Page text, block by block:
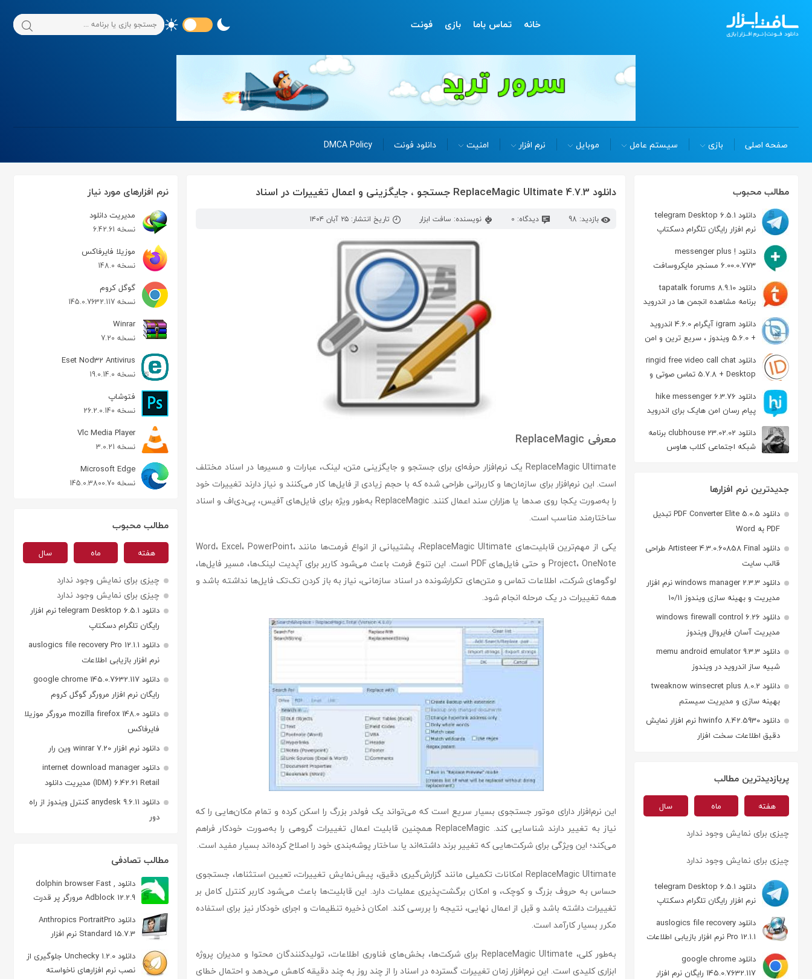
خانه تماس باما بازی فونت
صفحه اصلی بازی سیستم عامل موبایل نرم افزار امنیت دانلود فونت DMCA Policy
مطالب محبوب
دانلود telegram Desktop 6.5.1
نرم افزار رایگان تلگرام دسکتاپ
دانلود messenger plus !
6.00.0.773 مسنجر مایکروسافت
دانلود tapatalk forums 8.9.10
برنامه مشاهده انجمن ها در اندروید
دانلود igram آیگرام 4.6.0 اندروید
+ 5.6.0 ویندوز ، سریع ترین و امن
ترین نسخه تلگرام
دانلود ringid free video call chat
5.7.8 + Desktop تماس صوتی و
تصویری در اندروید
دانلود hike messenger 6.3.76
پیام‌ رسان‌ امن هایک برای اندروید
دانلود clubhouse 23.02.02 برنامه
شبکه اجتماعی کلاب هاوس
جدیدترین نرم افزارها
دانلود PDF Converter Elite 5.0.5 تبدیل
PDF به Word
دانلود Artisteer 4.3.0.60858 Final طراحی
قالب سایت
دانلود windows manager 2.3.3 نرم افزار
مدیریت و بهینه سازی ویندوز 10/11
دانلود windows firewall control 6.26
مدیریت آسان فایروال ویندوز
دانلود memu android emulator 9.3.3
شبیه ساز اندروید در ویندوز
دانلود tweaknow winsecret plus 8.0.2
بهینه سازی و مدیریت سیستم
دانلود hwinfo 8.42.5930 نرم افزار نمایش
دقیق اطلاعات سخت افزار
پربازدیدترین مطالب
هفته ماه سال
چیزی برای نمایش وجود ندارد
چیزی برای نمایش وجود ندارد
دانلود telegram Desktop 6.5.1
نرم افزار رایگان تلگرام دسکتاپ
دانلود auslogics file recovery
Pro 12.1.1 نرم افزار بازیابی اطلاعات
دانلود google chrome
145.0.7632.117 رایگان نرم افزار
دانلود ReplaceMagic Ultimate 4.7.3 جستجو ، جایگزینی و اعمال تغییرات در اسناد
بازدید: 98 دیدگاه: 0 نویسنده: سافت ابزار تاریخ انتشار: ۲۵ آبان ۱۴۰۴
معرفی ReplaceMagic
ReplaceMagic Ultimate یک نرم‌افزار حرفه‌ای برای جستجو و جایگزینی متن، لینک، عبارات و مسیرها در اسناد مختلف
است. این نرم‌افزار برای سازمان‌ها و کاربرانی طراحی شده که با حجم زیادی از فایل‌ها کار می‌کنند و نیاز دارند تغییرات خود
را به‌صورت یکجا روی صدها یا هزاران سند اعمال کنند. ReplaceMagic به‌طور ویژه برای فایل‌های آفیس، پی‌دی‌اف و اسناد
ساختارمند مناسب است.
یکی از مهم‌ترین قابلیت‌های ReplaceMagic Ultimate، پشتیبانی از انواع فرمت‌ها مانند Word، Excel، PowerPoint،
Project، OneNote و حتی فایل‌های PDF است. این تنوع فرمت باعث می‌شود کاربر برای آپدیت لینک‌ها، مسیر فایل‌ها،
لوگوهای شرکت، اطلاعات تماس و متن‌های تکرارشونده در اسناد سازمانی، نیاز به باز کردن تک‌تک فایل‌ها نداشته باشد و
همه تغییرات در یک مرحله انجام شود.
این نرم‌افزار دارای موتور جستجوی بسیار سریع است که می‌تواند یک فولدر بزرگ را اسکن کرده و تمام مکان‌هایی را که
نیاز به تغییر دارند شناسایی کند. ReplaceMagic همچنین قابلیت اعمال تغییرات گروهی را به‌صورت خودکار فراهم
می‌کند؛ این ویژگی برای شرکت‌هایی که تغییر برند داشته‌اند یا ساختار پوشه‌بندی خود را اصلاح کرده‌اند بسیار مفید است.
ReplaceMagic Ultimate امکانات تکمیلی مانند گزارش‌گیری دقیق، پیش‌نمایش تغییرات، تعیین استثناها، جستجوی
حساس به حروف بزرگ و کوچک، و امکان برگشت‌پذیری عملیات دارد. این قابلیت‌ها باعث می‌شود کاربر کنترل کامل بر
تغییرات داشته باشد و قبل از اعمال نهایی، نتیجه را بررسی کند. امکان ذخیره تنظیمات و اجرای خودکار نیز برای استفاده
مکرر بسیار کارآمد است.
به‌طور کلی، ReplaceMagic Ultimate برای شرکت‌ها، بخش‌های فناوری اطلاعات، تولیدکنندگان محتوا و مدیران پروژه
ابزاری کلیدی است. این نرم‌افزار زمان تغییرات گسترده در اسناد را از چند روز به چند دقیقه کاهش می‌دهد و احتمال خطای
نرم افزارهای مورد نیاز
مدیریت دانلود
نسخه 6.42.61
موزیلا فایرفاکس
نسخه 148.0
گوگل کروم
نسخه 145.0.7632.117
Winrar
نسخه 7.20
Eset Nod32 Antivirus
نسخه 19.0.14.0
فتوشاپ
نسخه 26.2.0.140
Vlc Media Player
نسخه 3.0.21
Microsoft Edge
نسخه 145.0.3800.70
مطالب محبوب
هفته ماه سال
چیزی برای نمایش وجود ندارد
چیزی برای نمایش وجود ندارد
دانلود telegram Desktop 6.5.1 نرم افزار
رایگان تلگرام دسکتاپ
دانلود auslogics file recovery Pro 12.1.1
نرم افزار بازیابی اطلاعات
دانلود google chrome 145.0.7632.117
رایگان نرم افزار مرورگر گوگل کروم
دانلود mozilla firefox 148.0 مرورگر موزیلا
فایرفاکس
دانلود نرم افزار winrar 7.20 وین رار
دانلود internet download manager
(IDM) 6.42.61 Retail مدیریت دانلود
دانلود anydesk 9.6.11 کنترل ویندوز از راه
دور
مطالب تصادفی
دانلود dolphin browser Fast ,
Adblock 12.2.9 مرورگر پر قدرت
Dolphin اندروید
دانلود Anthropics PortraitPro
Standard 15.7.3 نرم افزار
زیباسازی تصاویر چهره
دانلود Unchecky 1.2.0 جلوگیری از
نصب نرم افزارهای ناخواسته